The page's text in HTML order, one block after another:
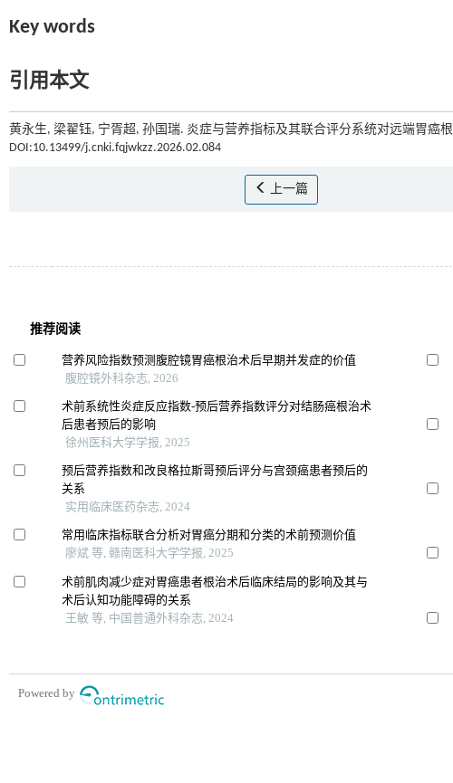
Key words
引用本文
黄永生, 梁翟钰, 宁胥超, 孙国瑞. 炎症与营养指标及其联合评分系统对远端胃癌
DOI:10.13499/j.cnki.fqjwkzz.2026.02.084
上一篇